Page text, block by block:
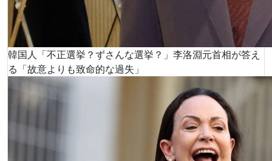
韓国人「不正選挙？ずさんな選挙？」李洛淵元首相が答え
る「故意よりも致命的な過失」